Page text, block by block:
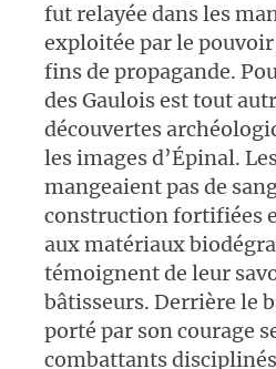
fut relayée dans les
exploitée par le
fins de propagande.
des Gaulois est tout
découvertes
les images d’Épinal.
mangeaient pas de
construction fortifiées
aux matériaux
témoignent de leur
bâtisseurs. Derrière le
porté par son courage
combattants